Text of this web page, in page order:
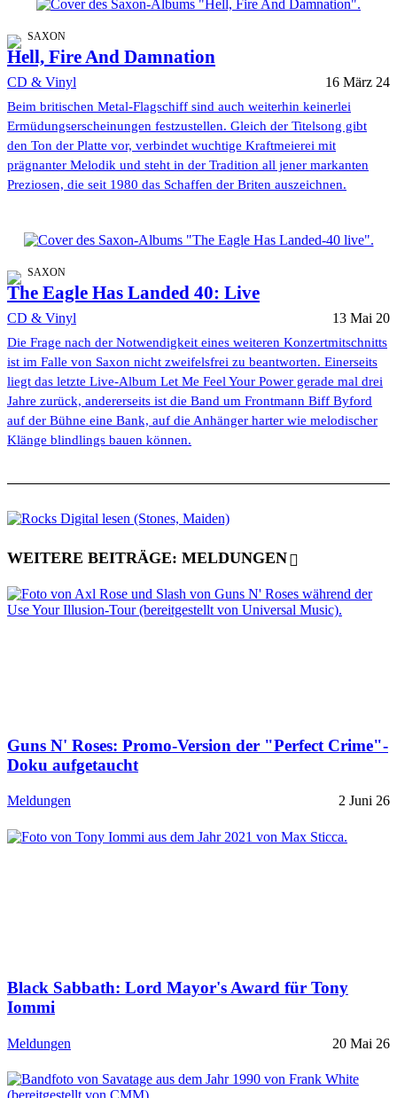
SAXON
Hell, Fire And Damnation
CD & Vinyl 16 März 24
Beim britischen Metal-Flagschiff sind auch weiterhin keinerlei
Ermüdungserscheinungen festzustellen. Gleich der Titelsong gibt
den Ton der Platte vor, verbindet wuchtige Kraftmeierei mit
prägnanter Melodik und steht in der Tradition all jener markanten
Preziosen, die seit 1980 das Schaffen der Briten auszeichnen.
SAXON
The Eagle Has Landed 40: Live
CD & Vinyl 13 Mai 20
Die Frage nach der Notwendigkeit eines weiteren Konzertmitschnitts
ist im Falle von Saxon nicht zweifelsfrei zu beantworten. Einerseits
liegt das letzte Live-Album Let Me Feel Your Power gerade mal drei
Jahre zurück, andererseits ist die Band um Frontmann Biff Byford
auf der Bühne eine Bank, auf die Anhänger harter wie melodischer
Klänge blindlings bauen können.
WEITERE BEITRÄGE: MELDUNGEN
Guns N' Roses: Promo-Version der "Perfect Crime"-
Doku aufgetaucht
Meldungen 2 Juni 26
Black Sabbath: Lord Mayor's Award für Tony
Iommi
Meldungen 20 Mai 26